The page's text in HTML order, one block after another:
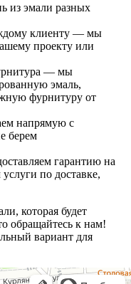
из эмали разных
клиенту — мы
проекту или
— мы
эмаль,
фурнитуру от
напрямую с
берем
гарантию на
по доставке,
которая будет
обращайтесь к нам!
вариант для